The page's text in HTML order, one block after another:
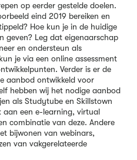
op eerder gestelde doelen.
eind 2019 bereiken en
Hoe kun je in de huidige
geven? Leg dat eigenaarschap
en ondersteun als
je via een online assessment
Verder is er de
aanbod ontwikkeld voor
hebben wij het nodige aanbod
als Studytube en Skillstown
aan een e-learning, virtual
combinatie van deze. Andere
bijwonen van webinars,
van vakgerelateerde